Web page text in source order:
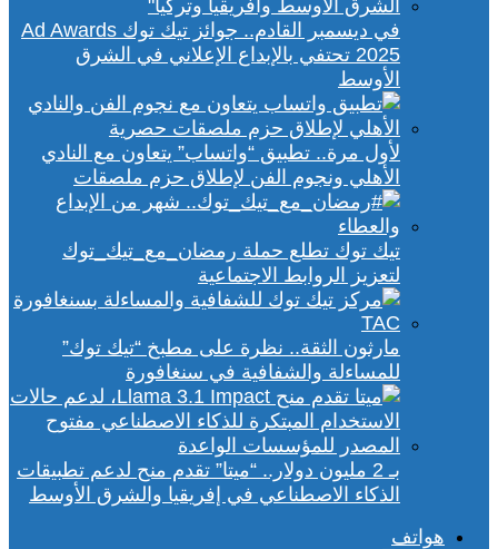
في ديسمبر القادم.. جوائز تيك توك Ad Awards
2025 تحتفي بالإبداع الإعلاني في الشرق
الأوسط
لأول مرة.. تطبيق “واتساب” يتعاون مع النادي
الأهلي ونجوم الفن لإطلاق حزم ملصقات
تيك توك تطلع حملة رمضان_مع_تيك_توك
لتعزيز الروابط الاجتماعية
مارثون الثقة.. نظرة على مطبخ “تيك توك”
للمساءلة والشفافية في سنغافورة
بـ 2 مليون دولار.. “ميتا” تقدم منح لدعم تطبيقات
الذكاء الاصطناعي في إفريقيا والشرق الأوسط
هواتف